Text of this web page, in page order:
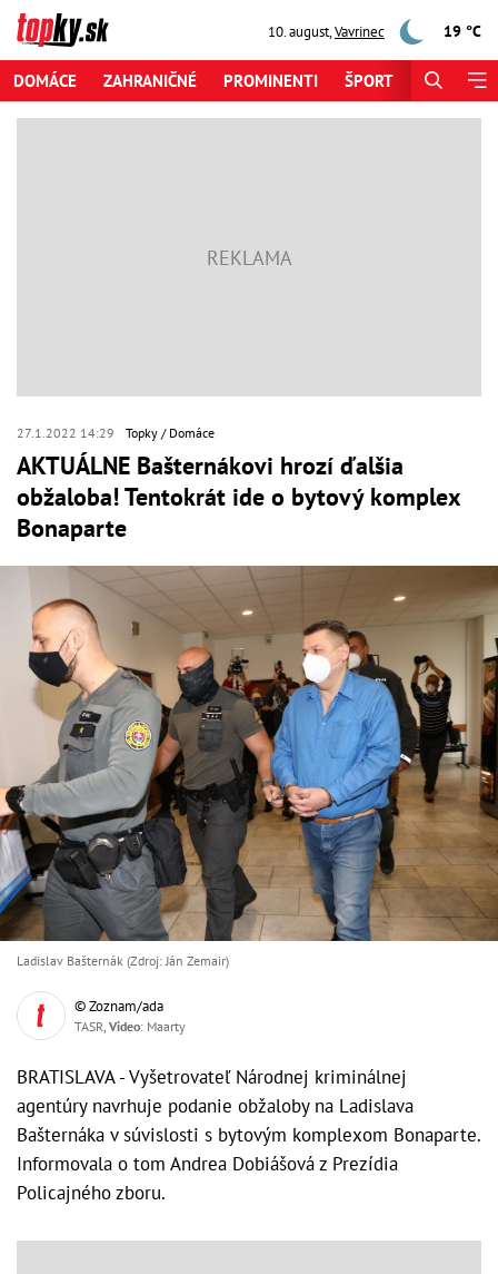
10. august,Vavrinec 19 °C
DOMÁCE ZAHRANIČNÉ PROMINENTI ŠPORT
27.1.2022 14:29 Topky Domáce
AKTUÁLNE Bašternákovi hrozí ďalšia
obžaloba! Tentokrát ide o bytový komplex
Bonaparte
Ladislav Bašternák (Zdroj: Ján Zemair)
© Zoznam/ada
TASR, Video: Maarty
BRATISLAVA - Vyšetrovateľ Národnej kriminálnej
agentúry navrhuje podanie obžaloby na Ladislava
Bašternáka v súvislosti s bytovým komplexom Bonaparte.
Informovala o tom Andrea Dobiášová z Prezídia
Policajného zboru.